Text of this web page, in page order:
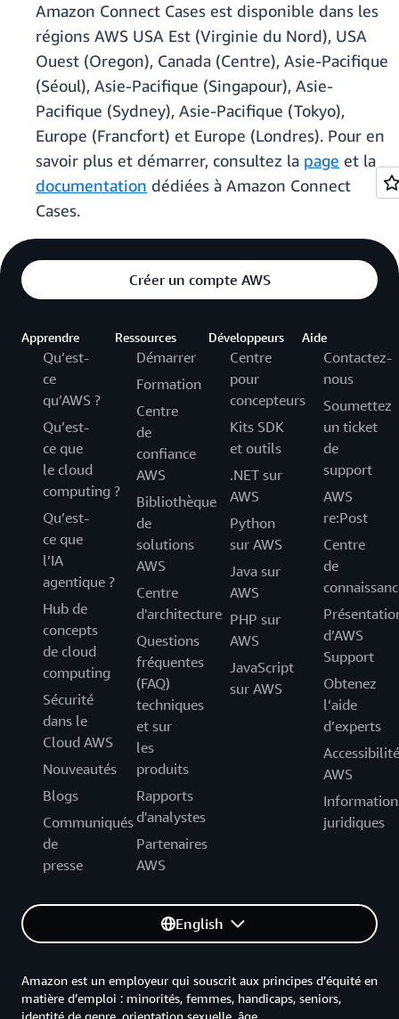
Amazon Connect Cases est disponible dans les
régions AWS USA Est (Virginie du Nord), USA
Ouest (Oregon), Canada (Centre), Asie-Pacifique
(Séoul), Asie-Pacifique (Singapour), Asie-
Pacifique (Sydney), Asie-Pacifique (Tokyo),
Europe (Francfort) et Europe (Londres). Pour en
savoir plus et démarrer, consultez la page et la
documentation dédiées à Amazon Connect
Cases.
Créer un compte AWS
Apprendre
Qu’est-
ce
qu’AWS ?
Qu’est-
ce que
le cloud
computing ?
Qu’est-
ce que
l’IA
agentique ?
Hub de
concepts
de cloud
computing
Sécurité
dans le
Cloud AWS
Nouveautés
Blogs
Communiqués
de
presse
Ressources
Démarrer
Formation
Centre
de
confiance
AWS
Bibliothèque
de
solutions
AWS
Centre
d'architecture
Questions
fréquentes
(FAQ)
techniques
et sur
les
produits
Rapports
d'analystes
Partenaires
AWS
Développeurs
Centre
pour
concepteurs
Kits SDK
et outils
.NET sur
AWS
Python
sur AWS
Java sur
AWS
PHP sur
AWS
JavaScript
sur AWS
Aide
Contactez-
nous
Soumettez
un ticket
de
support
AWS
re:Post
Centre
de
d’AWS
Support
Obtenez
l’aide
d’experts
Accessibilité
AWS
juridiques
English
Amazon est un employeur qui souscrit aux principes d’équité en
matière d’emploi : minorités, femmes, handicaps, seniors,